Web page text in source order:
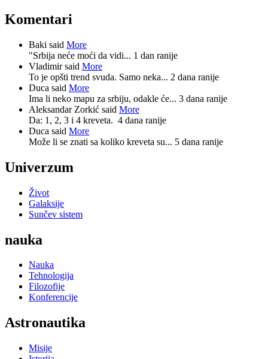
Komentari
Baki said More
"Srbija neće moći da vidi... 1 dan ranije
Vladimir said More
To je opšti trend svuda. Samo neka... 2 dana ranije
Duca said More
Ima li neko mapu za srbiju, odakle će... 3 dana ranije
Aleksandar Zorkić said More
Da: 1, 2, 3 i 4 kreveta. 4 dana ranije
Duca said More
Može li se znati sa koliko kreveta su... 5 dana ranije
Univerzum
Život
Galaksije
Sunčev sistem
nauka
Nauka
Tehnologija
Filozofije
Konferencije
Astronautika
Misije